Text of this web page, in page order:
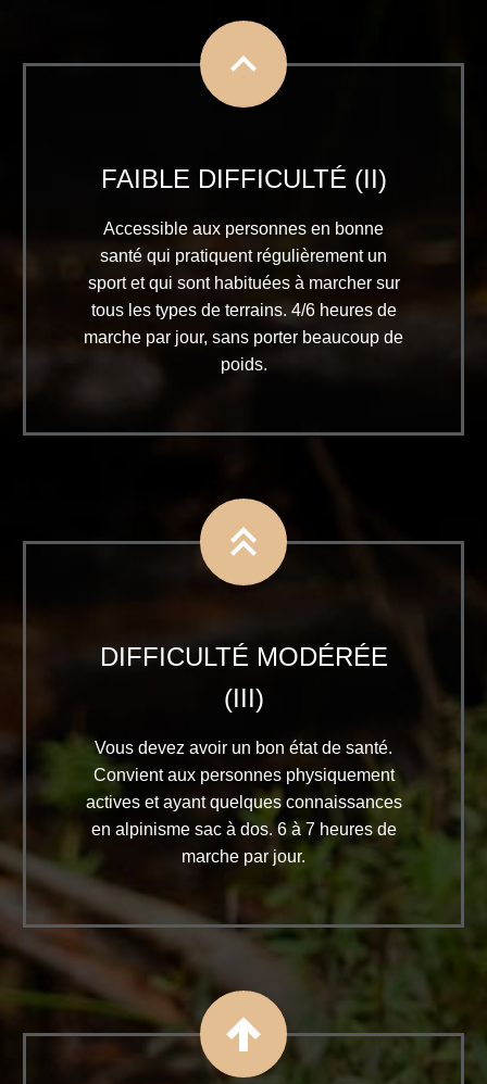


FAIBLE DIFFICULTÉ (II)
Accessible aux personnes en bonne
santé qui pratiquent régulièrement un
sport et qui sont habituées à marcher sur
tous les types de terrains. 4/6 heures de
marche par jour, sans porter beaucoup de
poids.


DIFFICULTÉ MODÉRÉE
(III)
Vous devez avoir un bon état de santé.
Convient aux personnes physiquement
actives et ayant quelques connaissances
en alpinisme sac à dos. 6 à 7 heures de
marche par jour.

